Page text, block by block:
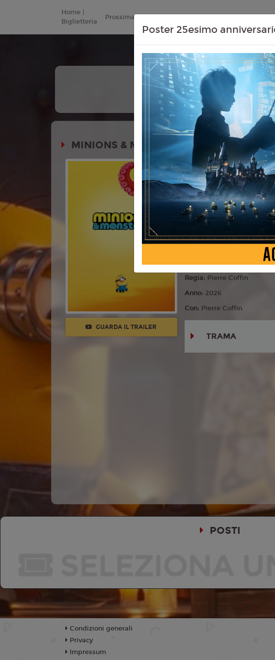
Home |
Biglietteria
Prossimamente Listino Prezzi Contenuti Extra
+
Tutte
Le Date
MINIONS & MONSTERS
GUARDA IL TRAILER
Durata: 87 min
Genere:Animazione,
Regia: Pierre Coffin
Anno: 2026
Con: Pierre Coffin
TRAMA
POSTI
Poster 25esimo
Condizioni generali
Privacy
Impressum